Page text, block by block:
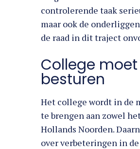
controlerende taak
maar ook de
de raad in dit traject
College
besturen
Het college wordt in de
te brengen aan zowel
Hollands Noorden.
over verbeteringen in